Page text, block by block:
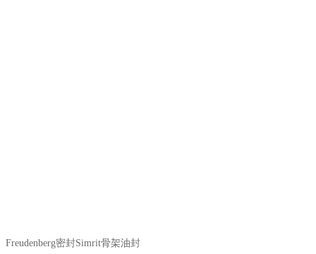
Freudenberg密封Simrit骨架油封